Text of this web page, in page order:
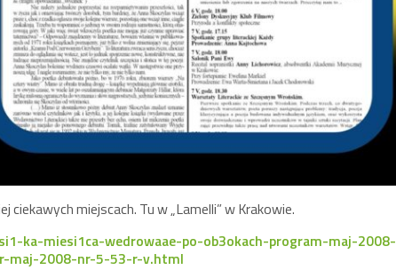
miejscach. Tu w „Lamelli” w Krakowie.
ka-miesi1ca-wedrowaae-po-ob3okach-program-maj-2008-
maj-2008-nr-5-53-r-v.html